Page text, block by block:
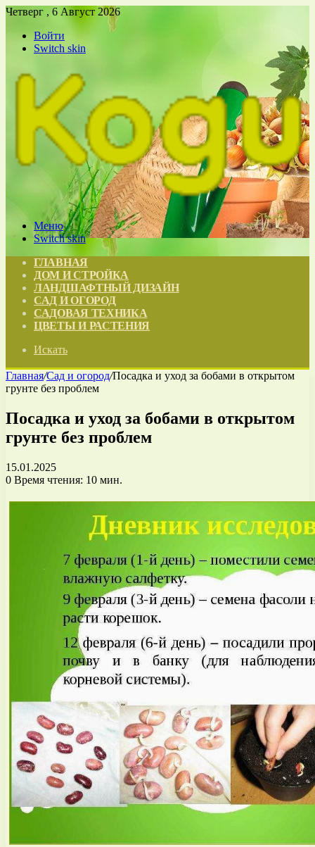
Четверг , 6 Август 2026
Войти
Switch skin
Меню
Switch skin
ГЛАВНАЯ
ДОМ И СТРОЙКА
ЛАНДШАФТНЫЙ ДИЗАЙН
САД И ОГОРОД
САДОВАЯ ТЕХНИКА
ЦВЕТЫ И РАСТЕНИЯ
Искать
Главная/Сад и огород/Посадка и уход за бобами в открытом
грунте без проблем
Посадка и уход за бобами в открытом
грунте без проблем
15.01.2025
0 Время чтения: 10 мин.